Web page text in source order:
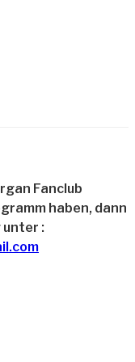
Fanclub
haben, dann
unter :